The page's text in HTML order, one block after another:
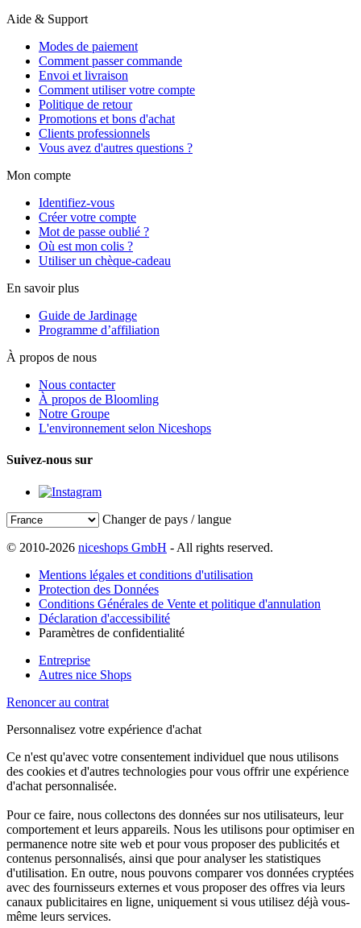
Aide & Support
Modes de paiement
Comment passer commande
Envoi et livraison
Comment utiliser votre compte
Politique de retour
Promotions et bons d'achat
Clients professionnels
Vous avez d'autres questions ?
Mon compte
Identifiez-vous
Créer votre compte
Mot de passe oublié ?
Où est mon colis ?
Utiliser un chèque-cadeau
En savoir plus
Guide de Jardinage
Programme d’affiliation
À propos de nous
Nous contacter
À propos de Bloomling
Notre Groupe
L'environnement selon Niceshops
Suivez-nous sur
Changer de pays / langue
© 2010-2026 niceshops GmbH - All rights reserved.
Mentions légales et conditions d'utilisation
Protection des Données
Conditions Générales de Vente et politique d'annulation
Déclaration d'accessibilité
Paramètres de confidentialité
Entreprise
Autres nice Shops
Renoncer au contrat
Personnalisez votre expérience d'achat
Ce n'est qu'avec votre consentement individuel que nous utilisons
des cookies et d'autres technologies pour vous offrir une expérience
d'achat personnalisée.
Pour ce faire, nous collectons des données sur nos utilisateurs, leur
comportement et leurs appareils. Nous les utilisons pour optimiser en
permanence notre site web et pour vous proposer des publicités et
contenus personnalisés, ainsi que pour analyser les statistiques
d'utilisation. En outre, nous pouvons comparer vos données cryptées
avec des fournisseurs externes et vous proposer des offres via leurs
canaux publicitaires en ligne, uniquement si vous utilisez déjà vous-
même leurs services.